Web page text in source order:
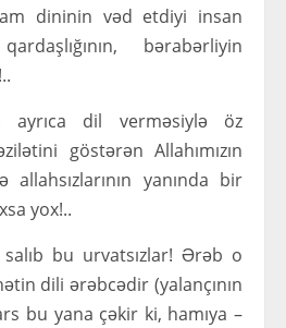
dininin vəd etdiyi insan
bərabərliyin
dil verməsiylə öz
göstərən Allahımızın
yanında bir
yox!..
bu urvatsızlar! Ərəb o
dili ərəbcədir (yalançının
bu yana çəkir ki, hamıya –